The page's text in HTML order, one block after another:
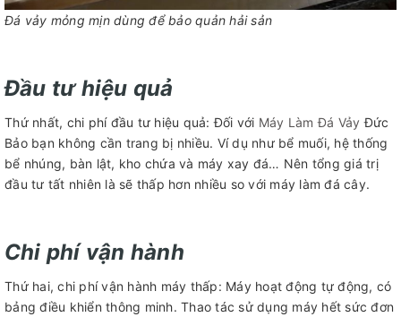
Đá vảy mỏng mịn dùng để bảo quản hải sản
Đầu tư hiệu quả
Thứ nhất, chi phí đầu tư hiệu quả: Đối với Máy Làm Đá Vảy Đức
Bảo bạn không cần trang bị nhiều. Ví dụ như bể muối, hệ thống
bể nhúng, bàn lật, kho chứa và máy xay đá… Nên tổng giá trị
đầu tư tất nhiên là sẽ thấp hơn nhiều so với máy làm đá cây.
Chi phí vận hành
Thứ hai, chi phí vận hành máy thấp: Máy hoạt động tự động, có
bảng điều khiển thông minh. Thao tác sử dụng máy hết sức đơn